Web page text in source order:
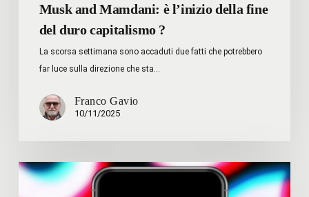
Musk and Mamdani: è l’inizio della fine
del duro capitalismo ?
La scorsa settimana sono accaduti due fatti che potrebbero
far luce sulla direzione che sta…
Franco Gavio
10/11/2025
Il
Colpo